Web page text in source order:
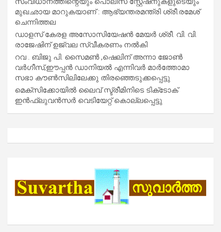
മുഖഛായ മാറുകയാണ് : ആഭ്യന്തരമന്ത്രി ശ്രീ.രമേശ്
ചെന്നിത്തല
ഡാളസ് കേരള അസോസിയേഷൻ മേയർ ശ്രീ. വി. വി.
രാജേഷിന് ഉജ്വല സ്വീകരണം നൽകി
റവ . ബിജു പി. സൈമൺ ,ഷെലിന് അന്നാ ജോൺ
വർഗീസ്,ഈപ്പൻ ഡാനിയൽ എന്നിവർ മാർത്തോമാ
സഭാ കൗൺസിലിലേക്കു തിരഞ്ഞെടുക്കപ്പെട്ടു
മെക്സിക്കോയിൽ ലൈവ് സ്ട്രീമിനിടെ ടിക്‌ടോക്
ഇൻഫ്ലുവൻസർ വെടിയേറ്റ് കൊല്ലപ്പെട്ടു